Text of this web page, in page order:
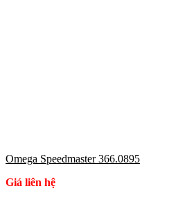
Omega Speedmaster 366.0895
Giá liên hệ